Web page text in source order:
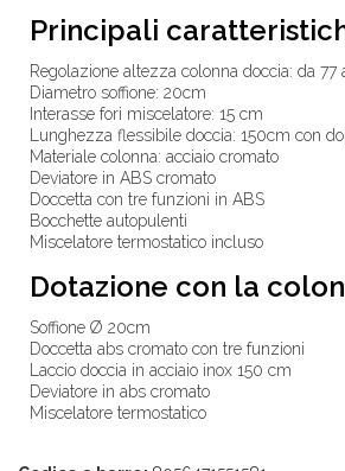
Principali
Regolazione altezza colonna doccia: da 77
Diametro soffione: 20cm
Interasse fori miscelatore: 15 cm
Lunghezza flessibile doccia: 150cm con
Materiale colonna: acciaio cromato
Deviatore in ABS cromato
Doccetta con tre funzioni in ABS
Bocchette autopulenti
Miscelatore termostatico incluso
Dotazione con la
Soffione Ø 20cm
Doccetta abs cromato con tre funzioni
Laccio doccia in acciaio inox 150 cm
Deviatore in abs cromato
Miscelatore termostatico